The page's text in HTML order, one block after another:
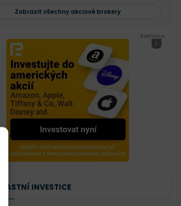
Zobrazit všechny akciové brokery
Reklama
i
INVESTICE